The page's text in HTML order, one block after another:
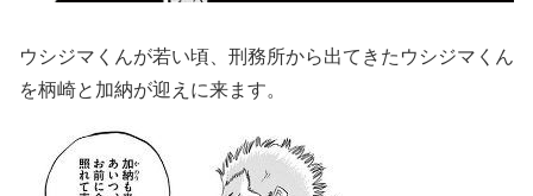
ウシジマくんが若い頃、刑務所から出てきたウシジマくん
を柄崎と加納が迎えに来ます。